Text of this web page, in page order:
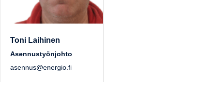
Toni Laihinen
Asennustyönjohto
asennus@energio.fi